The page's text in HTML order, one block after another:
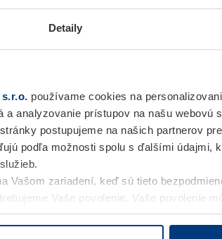
Detaily
používame cookies na
a analyzovanie prístupov na našu webovú
postupujeme na našich partnerov
podľa možnosti spolu s ďalšími údajmi,
Vašom zariadení, keď sú tieto
Vaše povolenie. Vaše povolenie
o ochrane osobných údajov